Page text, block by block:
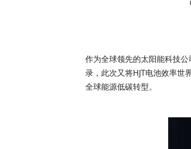
作为全球领先的太阳能科技
录，此次又将HJT电池效率世
全球能源低碳转型。